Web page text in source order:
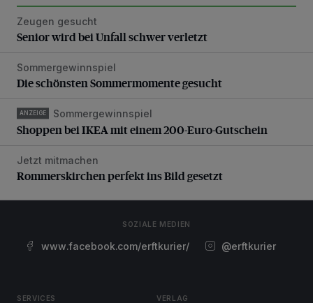
Senior wird bei Unfall schwer verletzt
Zeugen gesucht
Senior wird bei Unfall schwer verletzt
Die schönsten Sommermomente gesucht
Sommergewinnspiel
Die schönsten Sommermomente gesucht
Shoppen bei IKEA mit einem 200-Euro-Gutschein
ANZEIGE Sommergewinnspiel
Shoppen bei IKEA mit einem 200-Euro-Gutschein
Rommerskirchen perfekt ins Bild gesetzt
Jetzt mitmachen
Rommerskirchen perfekt ins Bild gesetzt
SOZIALE MEDIEN
www.facebook.com/erftkurier/ @erftkurier
SERVICES VERLAG